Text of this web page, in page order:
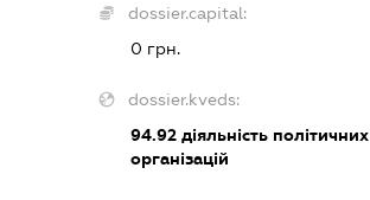
dossier.capital:
0 грн.
dossier.kveds:
94.92діяльність політичних
організацій